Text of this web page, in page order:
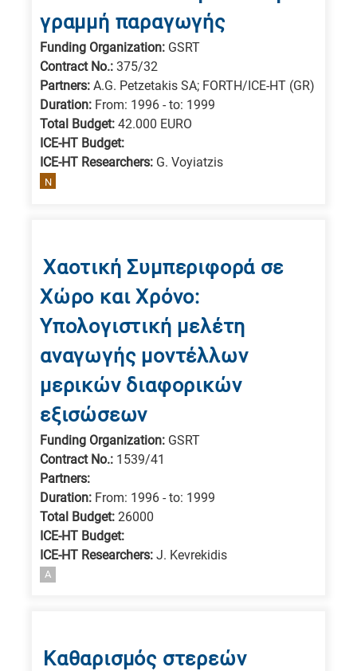
γραμμή παραγωγής
Funding Organization: GSRT
Contract No.: 375/32
Partners: A.G. Petzetakis SA; FORTH/ICE-HT (GR)
Duration: From: 1996 - to: 1999
Total Budget: 42.000 EURO
ICE-HT Budget:
ICE-HT Researchers: G. Voyiatzis
N
Χαοτική Συμπεριφορά σε
Χώρο και Χρόνο:
Υπολογιστική μελέτη
αναγωγής μοντέλλων
μερικών διαφορικών
εξισώσεων
Funding Organization: GSRT
Contract No.: 1539/41
Partners:
Duration: From: 1996 - to: 1999
Total Budget: 26000
ICE-HT Budget:
ICE-HT Researchers: J. Kevrekidis
A
Καθαρισμός στερεών